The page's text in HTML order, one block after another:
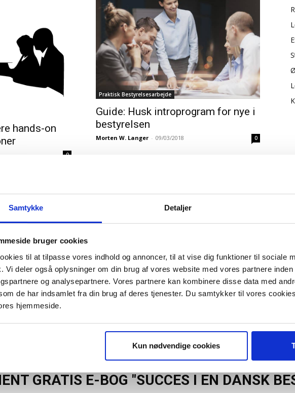
Samtykke Detaljer
bruger cookies
til at tilpasse vores indhold og annoncer, til at vise dig funktioner til sociale
Vi deler også oplysninger om din brug af vores website med vores partnere
og analysepartnere. Vores partnere kan kombinere disse data med
de har indsamlet fra din brug af deres tjenester. Du samtykker til vores
hjemmeside.
Kun nødvendige cookies
hands-on
0
Praktisk Bestyrelsesarbejde
Guide: Husk introprogram for nye i
bestyrelsen
Morten W. Langer - 09/03/2018 0
Ejerlederens bestyrelse
Årshjulet: Det gode møde og
Morten W. Langer - 29/04/2011 0
GRATIS E-BOG "SUCCES I EN DANSK